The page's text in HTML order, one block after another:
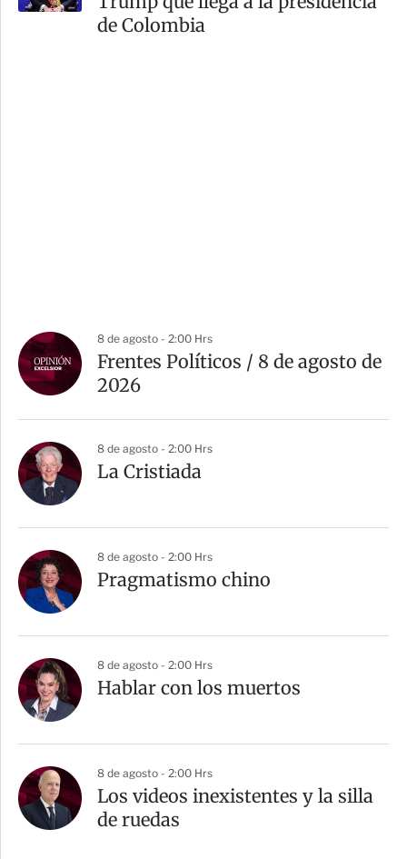
de Colombia
8 de agosto - 2:00 Hrs
Frentes Políticos / 8 de agosto de
2026
8 de agosto - 2:00 Hrs
La Cristiada
8 de agosto - 2:00 Hrs
Pragmatismo chino
8 de agosto - 2:00 Hrs
Hablar con los muertos
8 de agosto - 2:00 Hrs
Los videos inexistentes y la silla
de ruedas